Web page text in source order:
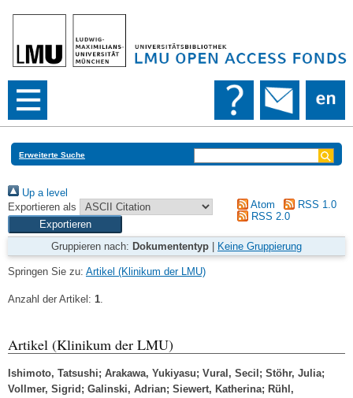
Erweiterte Suche
Up a level
Exportieren als
Atom
RSS 1.0
RSS 2.0
Gruppieren nach: Dokumententyp Keine Gruppierung
Springen Sie zu: Artikel (Klinikum der LMU)
Anzahl der Artikel: 1.
Artikel (Klinikum der LMU)
Ishimoto, Tatsushi; Arakawa, Yukiyasu; Vural, Secil ; Stöhr, Julia;
Vollmer, Sigrid ; Galinski, Adrian; Siewert, Katherina; Rühl,